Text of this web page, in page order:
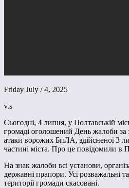
Friday July / 4, 2025
v.s
Сьогодні, 4 липня, у Полтавській
громаді оголошений День жалоби за
атаки ворожих БпЛА, здійсненої 3
частині міста. Про це повідомили в
На знак жалоби всі установи,
державні прапори. Усі розважальні
території громади скасовані.